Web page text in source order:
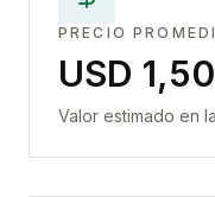
PRECIO
USD
Valor estimado en